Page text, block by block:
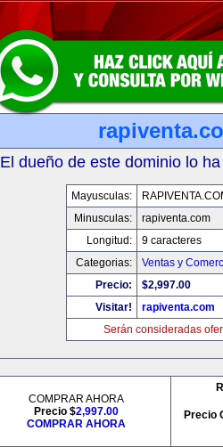
El dueño de este dominio lo
Mayusculas:
Minusculas:
rapiventa.com
Longitud:
9 caracteres
Categorias:
Ventas y
Precio:
$2,997.00
Visitar!
rapiventa.com
Serán consideradas
COMPRAR AHORA
Precio $2,997.00
COMPRAR AHORA
Precio